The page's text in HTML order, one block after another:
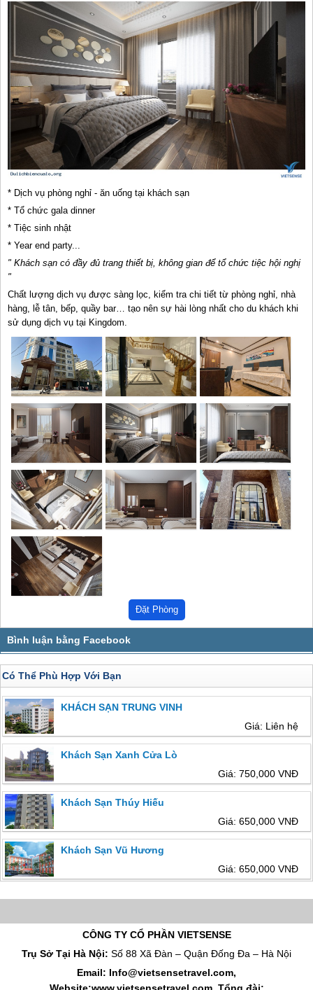
* Dịch vụ phòng nghỉ - ăn uống tại khách sạn
* Tổ chức gala dinner
* Tiệc sinh nhật
* Year end party...
" Khách sạn có đầy đủ trang thiết bị, không gian để tổ chức tiệc hội nghị
"
Chất lượng dịch vụ được sàng lọc, kiểm tra chi tiết từ phòng nghỉ, nhà
hàng, lễ tân, bếp, quầy bar… tạo nên sự hài lòng nhất cho du khách khi
sử dụng dịch vụ tại Kingdom.
Có Thể Phù Hợp Với Bạn
KHÁCH SẠN TRUNG VINH
Giá: Liên hệ
Khách Sạn Xanh Cửa Lò
Giá: 750,000 VNĐ
Khách Sạn Thúy Hiếu
Giá: 650,000 VNĐ
Khách Sạn Vũ Hương
Giá: 650,000 VNĐ
CÔNG TY CỔ PHẦN VIETSENSE
Trụ Sở Tại Hà Nội: Số 88 Xã Đàn – Quận Đống Đa – Hà Nội
Email: Info@vietsensetravel.com,